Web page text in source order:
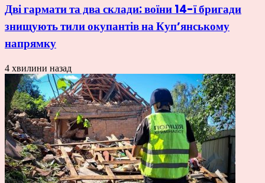
Дві гармати та два склади: воїни 14-ї бригади
знищують тили окупантів на Купʼянському
напрямку
4 хвилини назад